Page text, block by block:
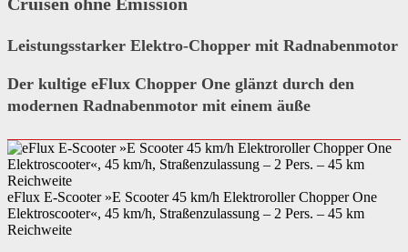
Leistungsstarker Elektro-Chopper mit Radnabenmotor
Der kultige eFlux Chopper One glänzt durch den
modernen Radnabenmotor mit einem äuße
eFlux E-Scooter »E Scooter 45 km/h Elektroroller Chopper One
Elektroscooter«, 45 km/h, Straßenzulassung – 2 Pers. – 45 km
Reichweite